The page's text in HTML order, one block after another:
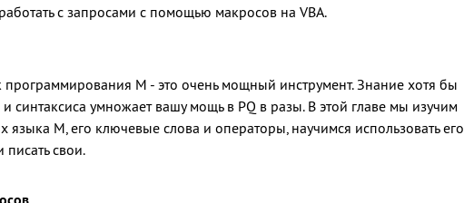
с запросами с помощью макросов на VBA.
программирования М - это очень мощный инструмент. Знание хотя бы
синтаксиса умножает вашу мощь в PQ в разы. В этой главе мы изучим
М, его ключевые слова и операторы, научимся использовать его
свои.